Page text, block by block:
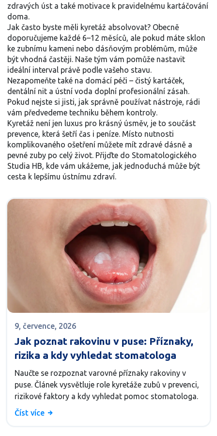
zdravých úst a také motivace k pravidelnému kartáčování
doma.
Jak často byste měli kyretáž absolvovat? Obecně
doporučujeme každé 6–12 měsíců, ale pokud máte sklon
ke zubnímu kameni nebo dásňovým problémům, může
být vhodná častěji. Naše tým vám pomůže nastavit
ideální interval právě podle vašeho stavu.
Nezapomeňte také na domácí péči – čistý kartáček,
dentální nit a ústní voda doplní profesionální zásah.
Pokud nejste si jisti, jak správně používat nástroje, rádi
vám předvedeme techniku během kontroly.
Kyretáž není jen luxus pro krásný úsměv, je to součást
prevence, která šetří čas i peníze. Místo nutnosti
komplikovaného ošetření můžete mít zdravé dásně a
pevné zuby po celý život. Přijďte do Stomatologického
Studia HB, kde vám ukážeme, jak jednoduchá může být
cesta k lepšímu ústnímu zdraví.
9, července, 2026
Jak poznat rakovinu v puse: Příznaky,
rizika a kdy vyhledat stomatologa
Naučte se rozpoznat varovné příznaky rakoviny v
puse. Článek vysvětluje role kyretáže zubů v prevenci,
rizikové faktory a kdy vyhledat pomoc stomatologa.
Číst více